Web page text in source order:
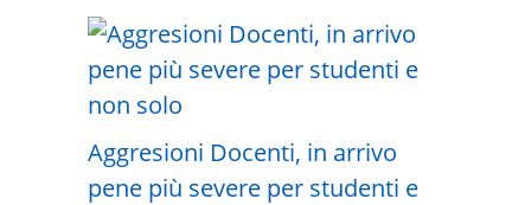
Aggresioni Docenti, in arrivo
pene più severe per studenti e